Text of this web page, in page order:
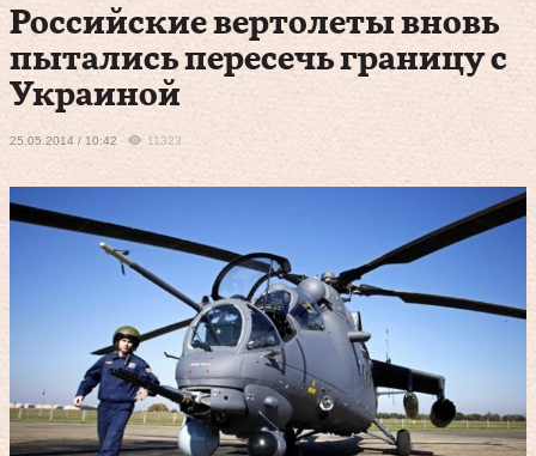
Российские вертолеты вновь
пытались пересечь границу с
Украиной
25.05.2014 / 10:42 11323